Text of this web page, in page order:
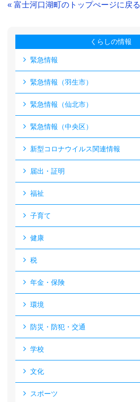
« 富士河口湖町のトップぺージに戻る
くらしの情報
緊急情報
緊急情報（羽生市）
緊急情報（仙北市）
緊急情報（中央区）
新型コロナウイルス関連情報
届出・証明
福祉
子育て
健康
税
年金・保険
環境
防災・防犯・交通
学校
文化
スポーツ